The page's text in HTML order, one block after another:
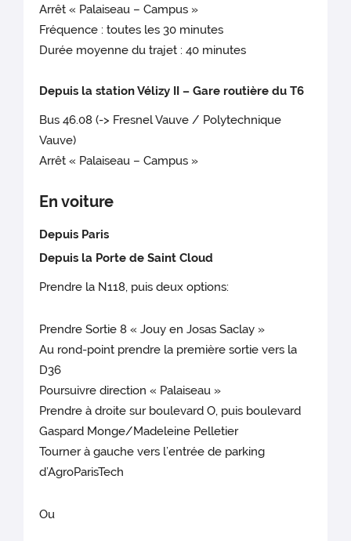
Arrêt « Palaiseau – Campus »
Fréquence : toutes les 30 minutes
Durée moyenne du trajet : 40 minutes
Depuis la station Vélizy II – Gare routière du T6
Bus 46.08 (-> Fresnel Vauve / Polytechnique
Vauve)
Arrêt « Palaiseau – Campus »
En voiture
Depuis Paris
Depuis la Porte de Saint Cloud
Prendre la N118, puis deux options:
Prendre Sortie 8 « Jouy en Josas Saclay »
Au rond-point prendre la première sortie vers la
D36
Poursuivre direction « Palaiseau »
Prendre à droite sur boulevard O, puis boulevard
Gaspard Monge/Madeleine Pelletier
Tourner à gauche vers l’entrée de parking
d’AgroParisTech
Ou